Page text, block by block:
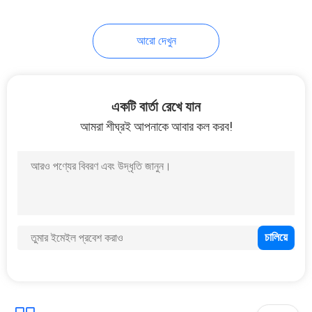
স্টেইনলেস স্টিল কনডেন্সার
আরো দেখুন
একটি বার্তা রেখে যান
আমরা শীঘ্রই আপনাকে আবার কল করব!